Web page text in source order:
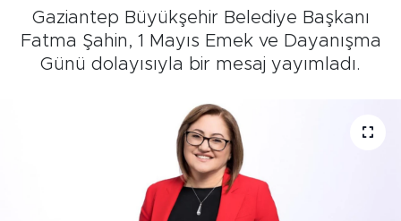
Gaziantep Büyükşehir Belediye Başkanı
Fatma Şahin, 1 Mayıs Emek ve Dayanışma
Günü dolayısıyla bir mesaj yayımladı.